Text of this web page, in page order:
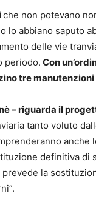
che non potevano
lo abbiano saputo
delle vie
periodo. Con
tre
– riguarda il
tanto voluto
definitiva di
prevede la